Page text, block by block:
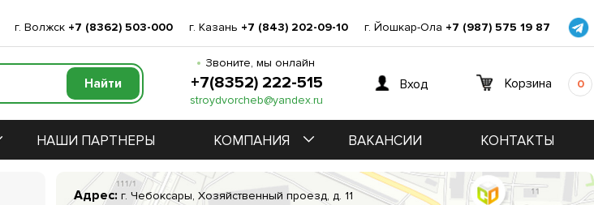
г. Волжск +7 (8362) 503-000 г. Казань +7 (843) 202-09-10 г. Йошкар-Ола +7 (987) 575 19 87
Звоните, мы онлайн
+7(8352) 222-515
stroydvorcheb@yandex.ru
Вход Корзина 0
НАШИ ПАРТНЕРЫ КОМПАНИЯ ВАКАНСИИ КОНТАКТЫ
Адрес: г. Чебоксары, Хозяйственный проезд, д. 11